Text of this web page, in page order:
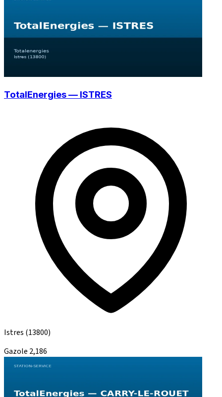
TotalEnergies — ISTRES
Istres (13800)
Gazole 2,186